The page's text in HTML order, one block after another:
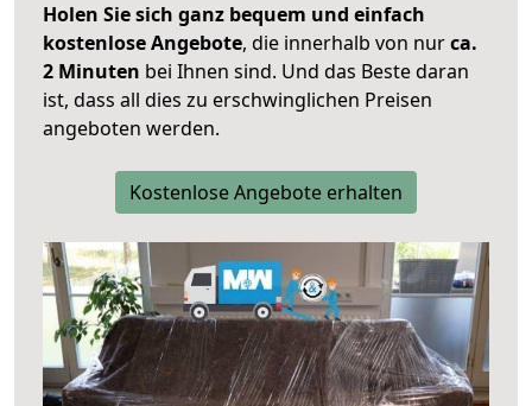
Holen Sie sich ganz bequem und einfach
kostenlose Angebote, die innerhalb von nurca.
2 Minuten bei Ihnen sind. Und das Beste daran
ist, dass all dies zu erschwinglichen Preisen
angeboten werden.
Kostenlose Angebote erhalten